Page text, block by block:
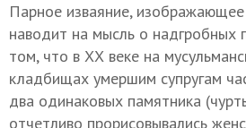
Парное изваяние,
наводит на мысль о надгробных
том, что в XХ веке на
кладбищах умершим супругам
два одинаковых памятника
отчетливо прорисовывались